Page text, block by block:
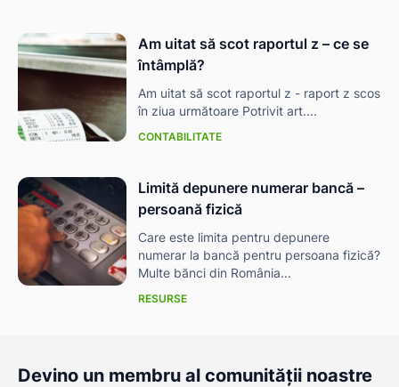
Am uitat să scot raportul z – ce se
întâmplă?
Am uitat să scot raportul z - raport z scos
în ziua următoare Potrivit art....
CONTABILITATE
Limită depunere numerar bancă –
persoană fizică
Care este limita pentru depunere
numerar la bancă pentru persoana fizică?
Multe bănci din România...
RESURSE
Devino un membru al comunității noastre